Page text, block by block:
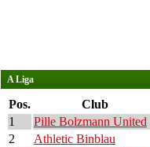
A Liga
Pos. Club
1
Pille Bolzmann United
2
Athletic Binblau